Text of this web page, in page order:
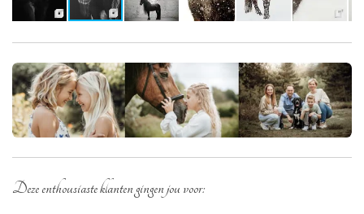
Deze enthousiaste klanten gingen jou voor: